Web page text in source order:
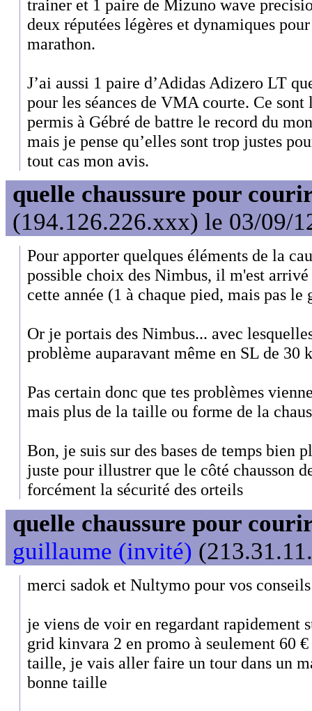
trainer et 1 paire de Mizuno wave
deux réputées légères et dynamiques
marathon.
J’ai aussi 1 paire d’Adidas Adizero LT
pour les séances de VMA courte. Ce sont
permis à Gébré de battre le record du
mais je pense qu’elles sont trop justes
tout cas mon avis.
quelle chaussure pour
(194.126.226.xxx) le 03/09/
Pour apporter quelques éléments de la
possible choix des Nimbus, il m'est
cette année (1 à chaque pied, mais pas le
Or je portais des Nimbus... avec
problème auparavant même en SL de 30
Pas certain donc que tes problèmes
mais plus de la taille ou forme de la
Bon, je suis sur des bases de temps bien
juste pour illustrer que le côté chausson
forcément la sécurité des orteils
quelle chaussure pour
guillaume (invité)
merci sadok et Nultymo pour vos conseils
je viens de voir en regardant rapidement
grid kinvara 2 en promo à seulement 60
taille, je vais aller faire un tour dans un
bonne taille